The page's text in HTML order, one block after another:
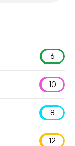
6
10
8
12